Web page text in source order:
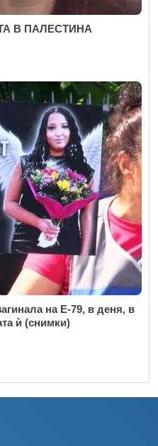
В ПАЛЕСТИНА
на Е-79, в деня, в
ѝ (снимки)